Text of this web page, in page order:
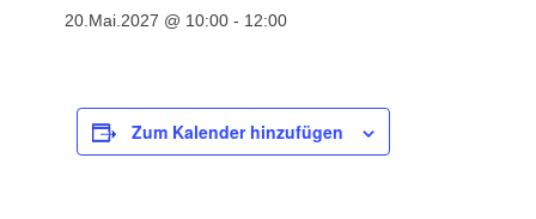
20.Mai.2027 @ 10:00 - 12:00
Zum Kalender hinzufügen